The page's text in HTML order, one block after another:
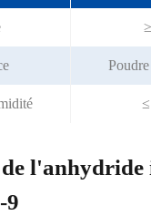
l'anhydride
9